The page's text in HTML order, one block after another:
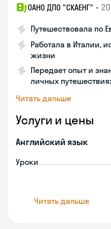
ОАНО ДПО "СКАЕНГ" •
Путешествовала по
Работала в Италии,
жизни
Передает опыт и
личных
Читать дальше
Услуги и цены
Английский язык
Уроки
Читать дальше